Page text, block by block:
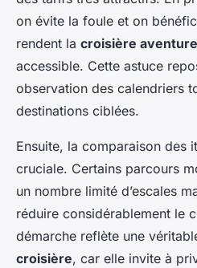
on évite la foule et on
rendent la croisière
accessible. Cette astuce
observation des calendriers
destinations ciblées.
Ensuite, la comparaison des
cruciale. Certains parcours
un nombre limité d’escales
réduire considérablement le
démarche reflète une
croisière, car elle invite à